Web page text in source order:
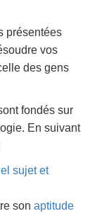
présentées
vos
des gens
fondés sur
En suivant
sujet et
son aptitude